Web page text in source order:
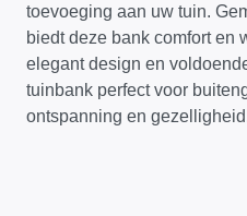
toevoeging aan uw tuin.
biedt deze bank comfort en
elegant design en
tuinbank perfect voor
ontspanning en